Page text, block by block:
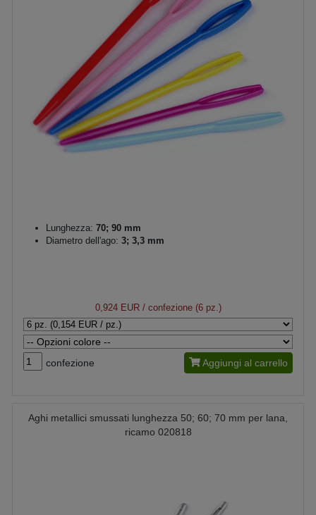
Lunghezza: 70; 90 mm
Diametro dell'ago: 3; 3,3 mm
0,924 EUR/ confezione (6 pz.)
confezione Aggiungi al carrello
Aghi metallici smussati lunghezza 50; 60; 70 mm per lana,
ricamo 020818